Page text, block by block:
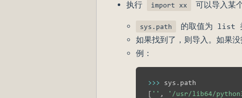
执行 import xx 可以导入某
sys.path
的取值为 list 类
如果找到了，则导入。如果
例：
>>> sys .
[ '' , '/usr/lib64/